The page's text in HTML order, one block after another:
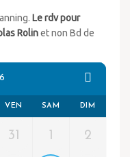
Le rdv pour
Rolinet non Bd de
VEN SAM DIM
31 1 2